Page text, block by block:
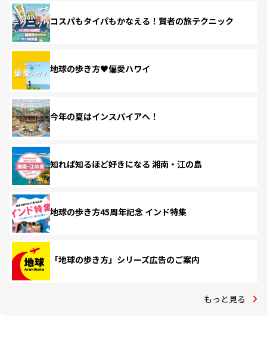
コスパもタイパもかなえる！賢者の旅テクニック
地球の歩き方♥偏愛ハワイ
今年の夏はインスパイアへ！
知れば知るほど好きになる 湘南・江の島
地球の歩き方45周年記念 インド特集
「地球の歩き方」シリーズ広告のご案内
もっと見る